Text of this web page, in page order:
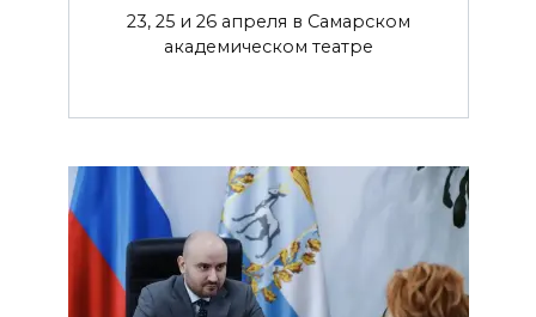
23, 25 и 26 апреля в Самарском
академическом театре